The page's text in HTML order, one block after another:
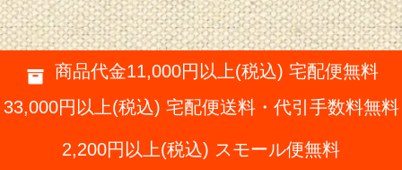
商品代金11,000円以上(税込) 宅配便無料
33,000円以上(税込) 宅配便送料・代引手数料無料
2,200円以上(税込) スモール便無料